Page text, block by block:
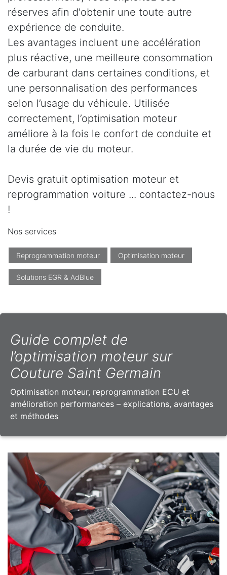
réserves afin d'obtenir une toute autre
expérience de conduite.
Les avantages incluent une accélération
plus réactive, une meilleure consommation
de carburant dans certaines conditions, et
une personnalisation des performances
selon l’usage du véhicule. Utilisée
correctement, l’optimisation moteur
améliore à la fois le confort de conduite et
la durée de vie du moteur.
Devis gratuit optimisation moteur et
reprogrammation voiture ... contactez-nous
!
Nos services
Reprogrammation moteur Optimisation moteur
Solutions EGR & AdBlue
Guide complet de
l’optimisation moteur sur
Couture Saint Germain
Optimisation moteur, reprogrammation ECU et
amélioration performances – explications, avantages
et méthodes